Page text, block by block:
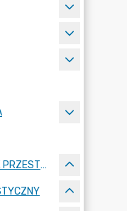
ZAGOSPODAROWANIE PRZESTRZENNE